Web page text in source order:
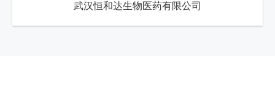
武汉恒和达生物医药有限公司